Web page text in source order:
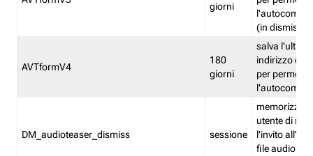
giorni
(in
AVTformV4
180
giorni
salva l'ultimo
indirizzo di
per
DM_audioteaser_dismiss sessione
memorizza
utente di
l'invito
file audio del